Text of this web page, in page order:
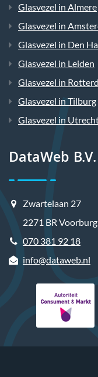
Glasvezel in Almere
Glasvezel in
Glasvezel in Den
Glasvezel in Leiden
Glasvezel in
Glasvezel in Tilburg
Glasvezel in
DataWeb B.V.
Zwartelaan 27
2271 BR Voorburg
070 381 92 18
info@dataweb.nl